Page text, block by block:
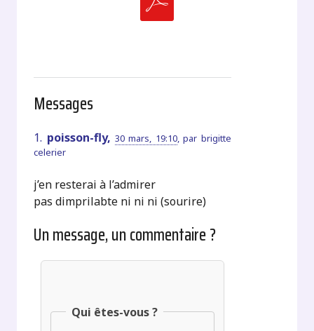
Messages
1. poisson-fly, 30 mars, 19:10,par brigitte
celerier
j’en resterai à l’admirer
pas dimprilabte ni ni ni (sourire)
Un message, un commentaire ?
Qui êtes-vous ?